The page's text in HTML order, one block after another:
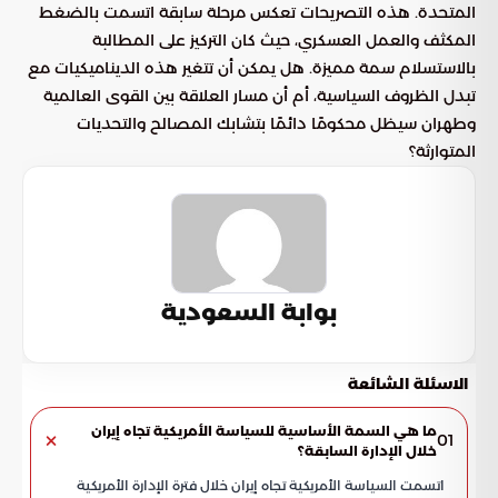
المتحدة. هذه التصريحات تعكس مرحلة سابقة اتسمت بالضغط
المكثف والعمل العسكري، حيث كان التركيز على المطالبة
بالاستسلام سمة مميزة. هل يمكن أن تتغير هذه الديناميكيات مع
تبدل الظروف السياسية، أم أن مسار العلاقة بين القوى العالمية
وطهران سيظل محكومًا دائمًا بتشابك المصالح والتحديات
المتوارثة؟
بوابة السعودية
الاسئلة الشائعة
01ما هي السمة الأساسية للسياسة الأمريكية تجاه إيران
خلال الإدارة السابقة؟
اتسمت السياسة الأمريكية تجاه إيران خلال فترة الإدارة الأمريكية